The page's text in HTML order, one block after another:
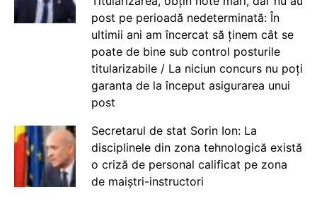
post pe perioadă nedeterminată: În
ultimii ani am încercat să ținem cât se
poate de bine sub control posturile
titularizabile / La niciun concurs nu poți
garanta de la început asigurarea unui
post
Secretarul de stat Sorin Ion: La
disciplinele din zona tehnologică există
o criză de personal calificat pe zona
de maiștri-instructori